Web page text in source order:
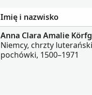
Imię i nazwisko
Anna Clara Amalie
Niemcy, chrzty
pochówki, 1500–1971